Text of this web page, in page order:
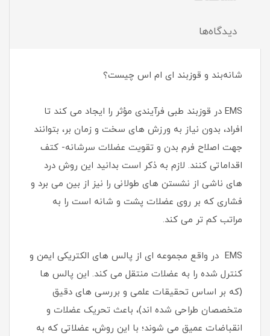
دیدگاه‌ها
شانه‌بند و قوزبند ای ام اس چیست؟
EMS در قوزبند طبی فرآیندی مؤثر را ایجاد می کند تا
افراد، بدون نیاز به ورزش های سخت و زمان بر، بتوانند
جهت اصلاح فرم بدن و تقویت عضلات سرشانه- کتف
اقداماتی کنند. لازم به ذکر است بدانید این روش درد
های ناشی از نشستن های طولانی را نیز از بین می برد و
فشاری که بر روی عضلات پشت و شانه است را به
مراتب کم تر می کند.
EMS در واقع مجموعه ‌ای از پالس ‌های الکتریکی ایمن و
کنترل ‌شده را به عضلات منتقل می‌ کند. این پالس‌ ها
(که بر اساس تحقیقات علمی و بررسی‌ های دقیق
متخصصان طراحی شده ‌اند)، باعث تحریک عضلات و
انقباضات عمیق می‌ شوند؛ با این روش، عضلاتی که به